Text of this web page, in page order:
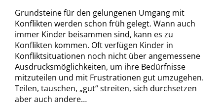
Grundsteine für den gelungenen Umgang mit
Konflikten werden schon früh gelegt. Wann auch
immer Kinder beisammen sind, kann es zu
Konflikten kommen. Oft verfügen Kinder in
Konfliktsituationen noch nicht über angemessene
Ausdrucksmöglichkeiten, um ihre Bedürfnisse
mitzuteilen und mit Frustrationen gut umzugehen.
Teilen, tauschen, „gut“ streiten, sich durchsetzen
aber auch andere…